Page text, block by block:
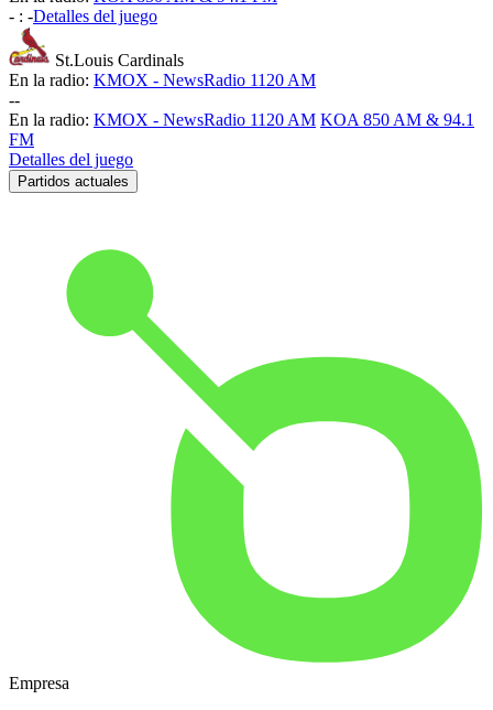
- : -Detalles del juego
St.Louis Cardinals
En la radio: KMOX - NewsRadio 1120 AM
--
En la radio: KMOX - NewsRadio 1120 AM KOA 850 AM & 94.1
FM
Detalles del juego
Partidos actuales
Empresa